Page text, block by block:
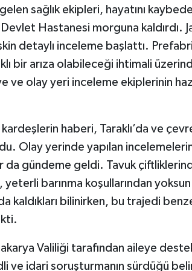
sağlık ekipleri, hayatını
Devlet Hastanesi morguna kaldırdı.
detaylı inceleme başlattı.
bir arıza olabileceği ihtimali
ve olay yeri inceleme ekiplerinin
kardeşlerin haberi, Taraklı’da ve
Olay yerinde yapılan
da gündeme geldi. Tavuk
yeterli barınma koşullarından
kaldıkları bilinirken, bu trajedi
Valiliği tarafından aileye
ve idari soruşturmanın sürdüğü